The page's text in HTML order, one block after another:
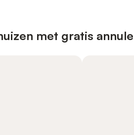
met gratis